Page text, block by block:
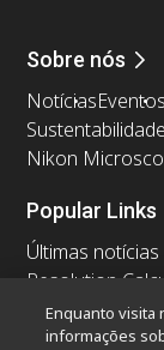
Sobre nós
NotíciasEventos
Sustentabilidade
Nikon
Popular Links
Últimas
Resolution
Nikon Small
Enquanto visita
informações